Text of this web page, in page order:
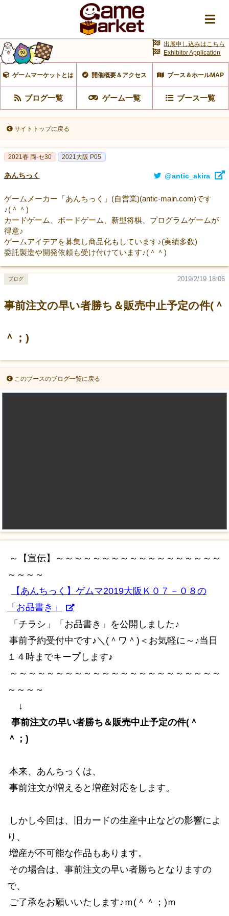
ゲームマーケットとは 開催概要＆アクセス ブース＆ホールMAP
ブログ一覧 ゲーム一覧 ブース一覧
出展申し込みはこちら
Exhibitor Application
サイトトップに戻る
2021春 両-セ30 2021大阪 P05
あんちっく @antic_akira
ゲームメーカー「あんちっく」(自営業)(antic-main.com)です
♪(＾＾)
カードゲーム、ボードゲーム、新型将棋、プログラムゲームが
得意♪
ゲームアイデアを募集し商品化もしています♪(実績多数)
委託製造や開発依頼も受け付けています♪(＾＾)
事前注文の早い者勝ち＆販売中止予定の件(＾
＾；)
2019/2/19 18:06
ブログ
このブースのブログ一覧に戻る
～【宣伝】～～～～～～～～～～～～～～～～～～
～～～～
【あんちっく】ゲムマ2019大阪Ｋ０７－０８の
「お品書き」
「チラシ」「お品書き」を公開しました♪
事前予約受付中です♪＼(＾ワ＾)＜お気軽に～♪当日
１４時までキープします♪
～～～～～～～～～～～～～～～～～～～～～～～
～～～～
↓
事前注文の早い者勝ち＆販売中止予定の件(＾
＾；)
本来、あんちっくは、
事前注文が増えると増産対応をします。
しかし今回は、旧カードの生産中止などの影響によ
り、
増産が不可能な作品もあります。
その場合は、事前注文の早い者勝ちとなりますの
で、
ご了承をお願いいたします♪ｍ(＾＾；)ｍ